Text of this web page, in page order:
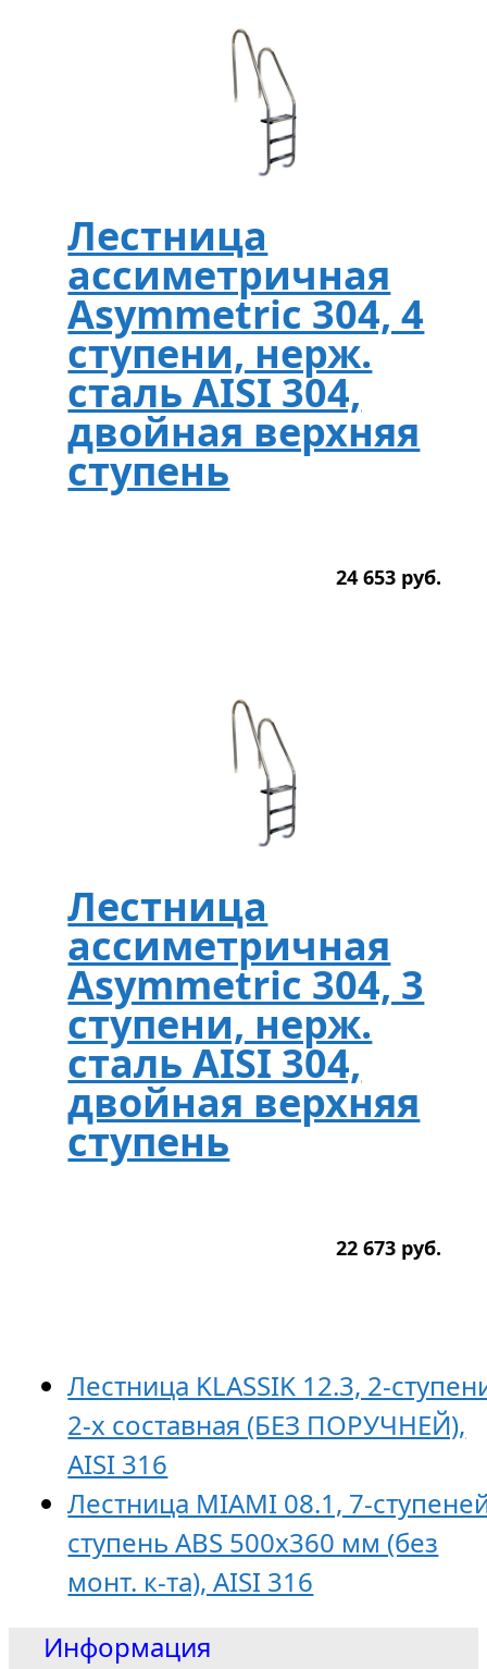
Лестница
ассиметричная
Asymmetric 304, 4
ступени, нерж.
сталь AISI 304,
двойная верхняя
ступень
24 653 руб.
Лестница
ассиметричная
Asymmetric 304, 3
ступени, нерж.
сталь AISI 304,
двойная верхняя
ступень
22 673 руб.
Лестница KLASSIK 12.3, 2-
2-х составная (БЕЗ ПОРУЧНЕЙ),
AISI 316
Лестница MIAMI 08.1, 7-
ступень ABS 500х360 мм (без
монт. к-та), AISI 316
Информация